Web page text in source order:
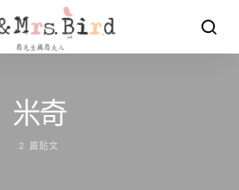
米奇
2 篇貼文